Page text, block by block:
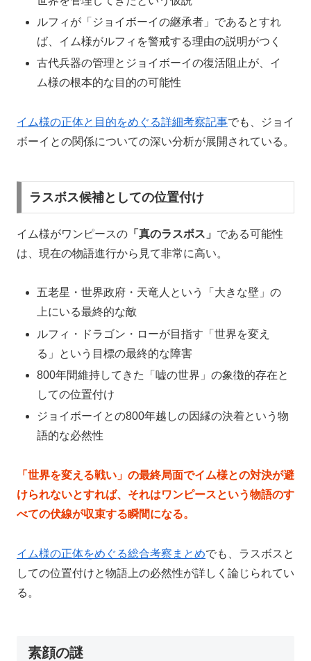
ルフィが「ジョイボーイの継承者」であるとすれ
ば、イム様がルフィを警戒する理由の説明がつく
古代兵器の管理とジョイボーイの復活阻止が、イ
ム様の根本的な目的の可能性
イム様の正体と目的をめぐる詳細考察記事でも、ジョイ
ボーイとの関係についての深い分析が展開されている。
ラスボス候補としての位置付け
イム様がワンピースの 「真のラスボス」 である可能性
は、現在の物語進行から見て非常に高い。
五老星・世界政府・天竜人という「大きな壁」の
上にいる最終的な敵
ルフィ・ドラゴン・ローが目指す「世界を変え
る」という目標の最終的な障害
800年間維持してきた「嘘の世界」の象徴的存在と
しての位置付け
ジョイボーイとの800年越しの因縁の決着という物
語的な必然性
「世界を変える戦い」の最終局面でイム様との対決が避
けられないとすれば、それはワンピースという物語のす
べての伏線が収束する瞬間になる。
イム様の正体をめぐる総合考察まとめでも、ラスボスと
しての位置付けと物語上の必然性が詳しく論じられてい
る。
素顔の謎